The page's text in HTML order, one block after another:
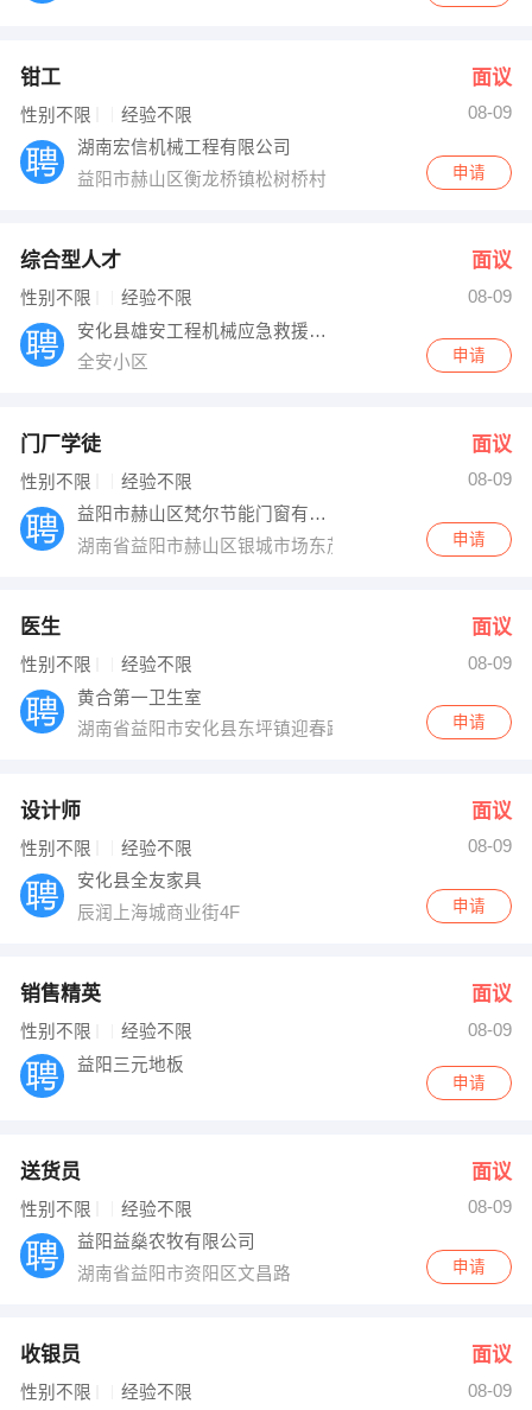
钳工 面议
性别不限 经验不限
08-09
湖南宏信机械工程有限公司
益阳市赫山区衡龙桥镇松树桥村
申请
综合型人才 面议
性别不限 经验不限
08-09
安化县雄安工程机械应急救援服务中心
全安小区
申请
门厂学徒 面议
性别不限 经验不限
08-09
益阳市赫山区梵尔节能门窗有限公司
湖南省益阳市赫山区银城市场东茂路
申请
医生 面议
性别不限 经验不限
08-09
黄合第一卫生室
湖南省益阳市安化县东坪镇迎春路78号
申请
设计师 面议
性别不限 经验不限
08-09
安化县全友家具
辰润上海城商业街4F
申请
销售精英 面议
性别不限 经验不限
08-09
益阳三元地板
申请
送货员 面议
性别不限 经验不限
08-09
益阳益燊农牧有限公司
湖南省益阳市资阳区文昌路
申请
收银员 面议
性别不限 经验不限 08-09